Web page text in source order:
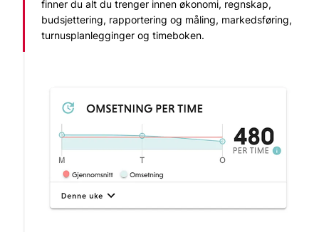
finner du alt du trenger innen økonomi, regnskap,
budsjettering, rapportering og måling, markedsføring,
turnusplanlegginger og timeboken.